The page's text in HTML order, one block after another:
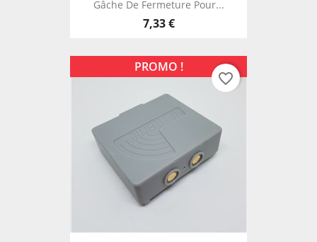
Gâche De Fermeture Pour...
7,33 €
PROMO !
favorite_border